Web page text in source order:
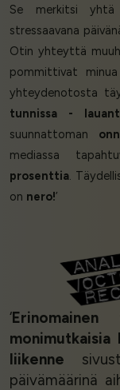
Se merkitsi yhtä
stressaavana
Otin yhteyttä
pommittivat minua
yhteydenotosta
tunnissa -
suunnattoman
mediassa
prosenttia .
on nero!’
‘Erinomainen
monimutkaisia
liikenne
päivämäärinä